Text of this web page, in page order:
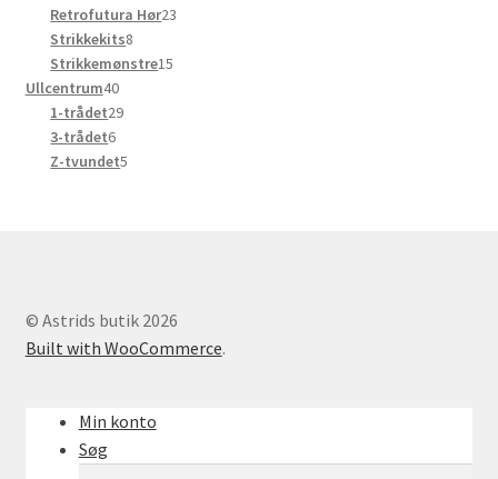
varer
Retrofutura Hør23
Strikkekits8
varer
Strikkemønstre15
Ullcentrum4040
varer
1-trådet2929
3-trådet66
varer
Z-tvundet5
© Astrids butik 2026
Built with WooCommerce.
Min konto
Søg